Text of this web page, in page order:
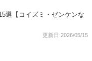
選【コイズミ・ゼンケンな
更新日:2026/05/15